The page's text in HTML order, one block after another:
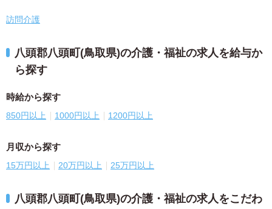
訪問介護
八頭郡八頭町(鳥取県)の介護・福祉の求人を給与か
ら探す
時給から探す
850円以上 1000円以上 1200円以上
月収から探す
15万円以上 20万円以上 25万円以上
八頭郡八頭町(鳥取県)の介護・福祉の求人をこだわ